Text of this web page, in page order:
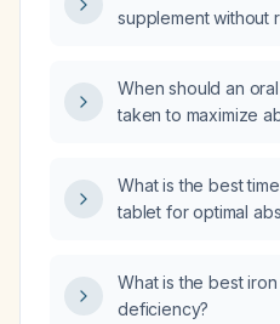
supplement without
When should an
taken to maximize
What is the best
tablet for optimal
What is the best
deficiency?